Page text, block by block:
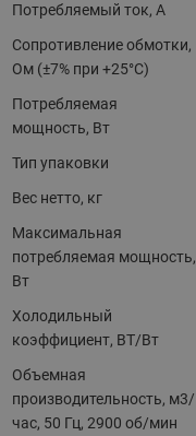
Потребляемый ток, А
Сопротивление обмотки,
Ом (±7% при +25°С)
Потребляемая
мощность, Вт
Тип упаковки
Вес нетто, кг
Максимальная
потребляемая мощность,
Вт
Холодильный
коэффициент, ВТ/Вт
Объемная
производительность, м3/
час, 50 Гц, 2900 об/мин